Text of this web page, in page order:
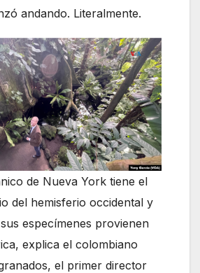
andando. Literalmente.
de Nueva York tiene el
del hemisferio occidental y
especímenes provienen
explica el colombiano
el primer director